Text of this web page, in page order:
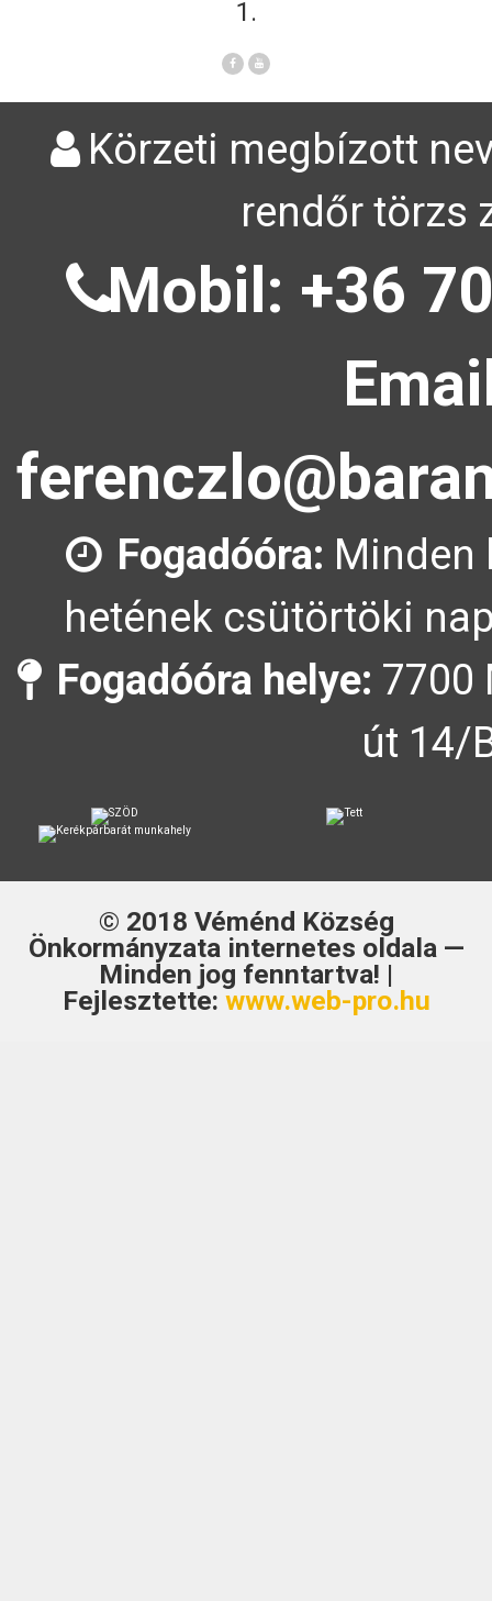
1.
Körzeti megbízott
rendőr törzs
Mobil: +36
Fogadóóra: Minden
hetének csütörtöki
Fogadóóra helye: 7700
út 14/
© 2018 Véménd Község
Önkormányzatainternetes oldala —
Minden jog fenntartva! |
Fejlesztette: www.web-pro.hu